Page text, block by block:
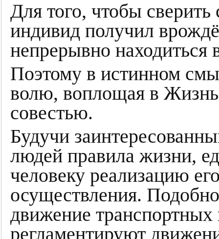
Для того, чтобы
индивид получил
непрерывно находиться
Поэтому в истинном
волю, воплощая в Жизнь
совестью.
Будучи
людей правила жизни,
человеку реализацию
осуществления.
движение
регламентируют